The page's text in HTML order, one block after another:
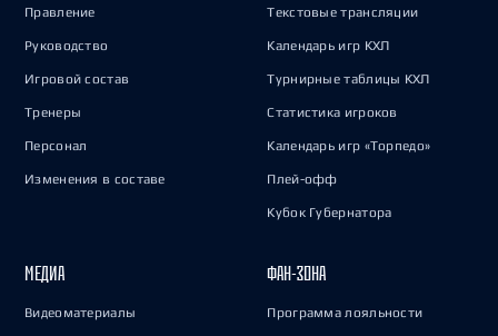
Правление
Руководство
Игровой состав
Тренеры
Персонал
Изменения в составе
Текстовые трансляции
Календарь игр КХЛ
Турнирные таблицы КХЛ
Статистика игроков
Календарь игр «Торпедо»
Плей-офф
Кубок Губернатора
МЕДИА
Видеоматериалы
ФАН-ЗОНА
Программа лояльности